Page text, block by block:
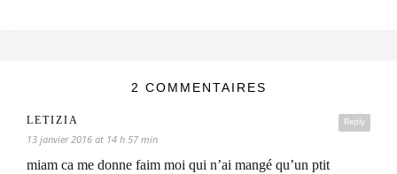
2 COMMENTAIRES
Reply
LETIZIA
13 janvier 2016 at 14 h 57 min
miam ca me donne faim moi qui n’ai mangé qu’un ptit